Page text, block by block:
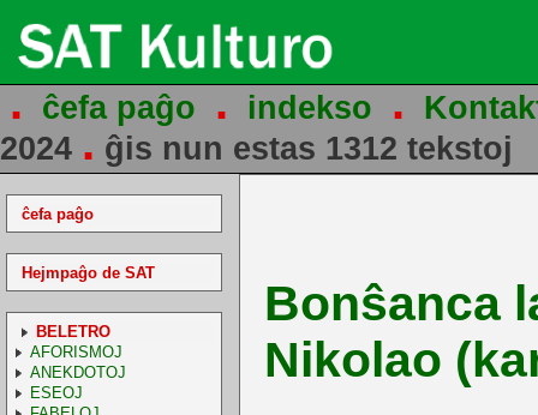
. ĉefa paĝo . indekso .
2024 . ĝis nun estas 1312 tekstoj
ĉefa paĝo
Hejmpaĝo de SAT
BELETRO
AFORISMOJ
ANEKDOTOJ
ESEOJ
Bonŝanca
Nikolao